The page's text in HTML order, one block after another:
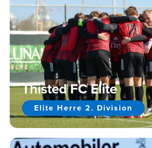
Thisted FC Elite
Elite Herre 2. Division